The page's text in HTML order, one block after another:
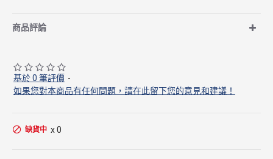
商品評論
基於 0 筆評價 -
如果您對本商品有任何問題，請在此留下您的意見和建議！
缺貨中 x 0